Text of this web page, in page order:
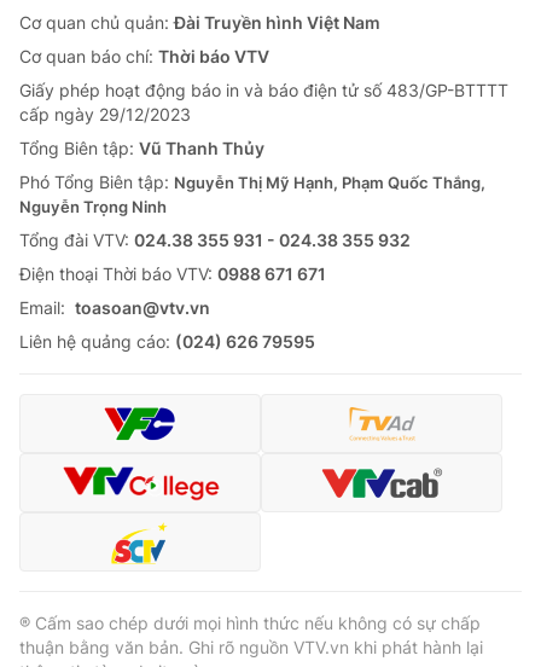
Giải sao mai
Làm đẹp
Chất lượng cuộc sống
Tuyển sinh
Học trực tuyến
Công nghệ
Hitech Công nghệ tương lai
Sản phẩm
Thị trường
Tư vấn
Giao lưu trực tuyến
Lịch phát sóng
Chuyên mục khác
Emagazine Podcast
Video Shorts video
VTV Money
VTV Sức khoẻ Bất động sản
Cơ quan chủ quản:Đài Truyền hình Việt Nam
Cơ quan báo chí: Thời báo VTV
Giấy phép hoạt động báo in và báo điện tử số 483/GP-BTTTT
cấp ngày 29/12/2023
Tổng Biên tập: Vũ Thanh Thủy
Phó Tổng Biên tập: Nguyễn Thị Mỹ Hạnh, Phạm Quốc Thắng,
Nguyễn Trọng Ninh
Tổng đài VTV: 024.38 355 931 - 024.38 355 932
Ðiện thoại Thời báo VTV: 0988 671 671
Email: toasoan@vtv.vn
Liên hệ quảng cáo: (024) 626 79595
® Cấm sao chép dưới mọi hình thức nếu không có sự chấp
thuận bằng văn bản. Ghi rõ nguồn VTV.vn khi phát hành lại